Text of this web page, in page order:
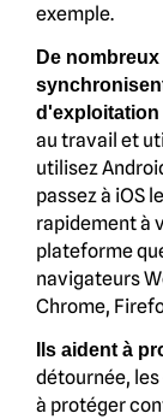
exemple.
De
d'exploitation
au travail et
utilisez
passez à iOS
rapidement à
plateforme
navigateurs
Chrome,
Ils aident à
détournée,
à protéger